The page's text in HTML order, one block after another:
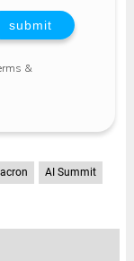
&
AI Summit